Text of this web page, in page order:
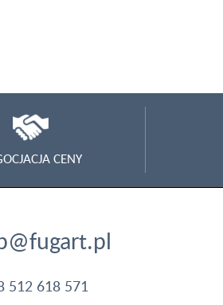
CENY
512 618 571